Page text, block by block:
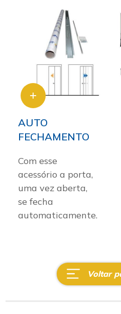
AUTO
FECHAMENTO
Com esse
acessório a porta,
uma vez aberta,
se fecha
automaticamente.
Voltar